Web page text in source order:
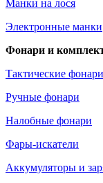
Манки на лося
Электронные манки
Фонари и
Тактические фонари
Ручные фонари
Налобные фонари
Фары-искатели
Аккумуляторы и